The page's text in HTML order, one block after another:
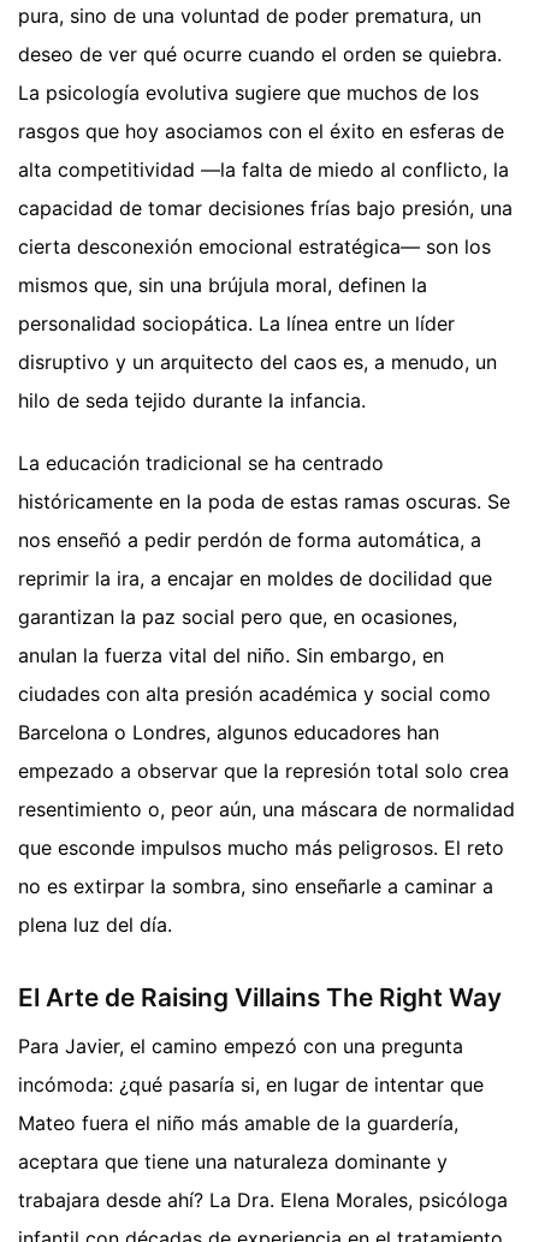
pura, sino de una voluntad de poder prematura, un
deseo de ver qué ocurre cuando el orden se quiebra.
La psicología evolutiva sugiere que muchos de los
rasgos que hoy asociamos con el éxito en esferas de
alta competitividad —la falta de miedo al conflicto, la
capacidad de tomar decisiones frías bajo presión, una
cierta desconexión emocional estratégica— son los
mismos que, sin una brújula moral, definen la
personalidad sociopática. La línea entre un líder
disruptivo y un arquitecto del caos es, a menudo, un
hilo de seda tejido durante la infancia.
La educación tradicional se ha centrado
históricamente en la poda de estas ramas oscuras. Se
nos enseñó a pedir perdón de forma automática, a
reprimir la ira, a encajar en moldes de docilidad que
garantizan la paz social pero que, en ocasiones,
anulan la fuerza vital del niño. Sin embargo, en
ciudades con alta presión académica y social como
Barcelona o Londres, algunos educadores han
empezado a observar que la represión total solo crea
resentimiento o, peor aún, una máscara de normalidad
que esconde impulsos mucho más peligrosos. El reto
no es extirpar la sombra, sino enseñarle a caminar a
plena luz del día.
El Arte de Raising Villains The Right Way
Para Javier, el camino empezó con una pregunta
incómoda: ¿qué pasaría si, en lugar de intentar que
Mateo fuera el niño más amable de la guardería,
aceptara que tiene una naturaleza dominante y
trabajara desde ahí? La Dra. Elena Morales, psicóloga